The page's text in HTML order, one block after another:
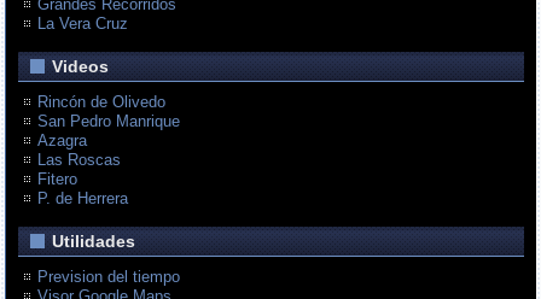
Grandes Recorridos
La Vera Cruz
Videos
Rincón de Olivedo
San Pedro Manrique
Azagra
Las Roscas
Fitero
P. de Herrera
Utilidades
Prevision del tiempo